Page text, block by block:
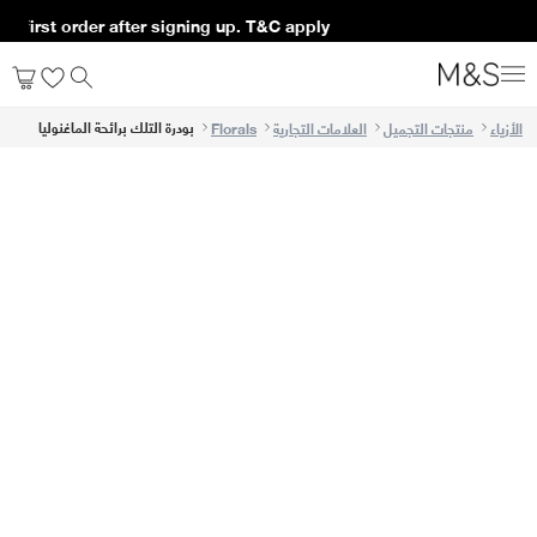
first order after signing up. T&C apply*
الأزياء منتجات التجميل العلامات التجارية Florals بودرة التلك برائحة الماغنوليا